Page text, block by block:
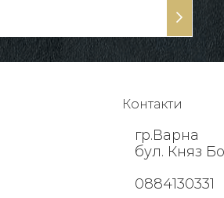
Контакти
гр.Варна
бул. Княз
0884130331